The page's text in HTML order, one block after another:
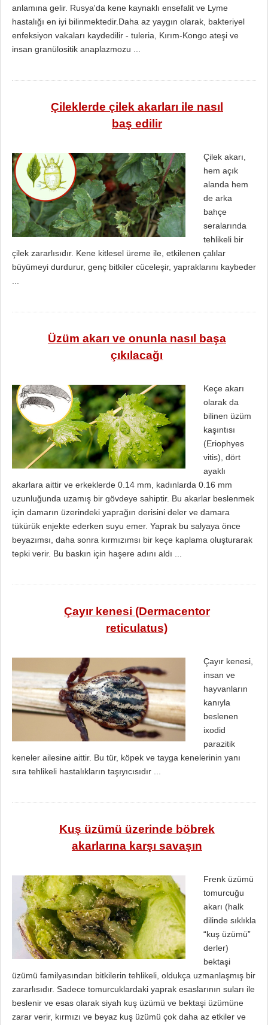
anlamına gelir. Rusya'da kene kaynaklı ensefalit ve Lyme
hastalığı en iyi bilinmektedir.Daha az yaygın olarak, bakteriyel
enfeksiyon vakaları kaydedilir - tuleria, Kırım-Kongo ateşi ve
insan granülositik anaplazmozu ...
Çileklerde çilek akarları ile nasıl
baş edilir
Çilek akarı,
hem açık
alanda hem
de arka
bahçe
seralarında
tehlikeli bir
çilek zararlısıdır. Kene kitlesel üreme ile, etkilenen çalılar
büyümeyi durdurur, genç bitkiler cüceleşir, yapraklarını kaybeder
Üzüm akarı ve onunla nasıl başa
çıkılacağı
Keçe akarı
olarak da
bilinen üzüm
kaşıntısı
(Eriophyes
vitis), dört
ayaklı
akarlara aittir ve erkeklerde 0.14 mm, kadınlarda 0.16 mm
uzunluğunda uzamış bir gövdeye sahiptir. Bu akarlar beslenmek
için damarın üzerindeki yaprağın derisini deler ve damara
tükürük enjekte ederken suyu emer. Yaprak bu salyaya önce
beyazımsı, daha sonra kırmızımsı bir keçe kaplama oluşturarak
tepki verir. Bu baskın için haşere adını aldı ...
Çayır kenesi (Dermacentor
reticulatus)
Çayır kenesi,
insan ve
hayvanların
kanıyla
beslenen
ixodid
parazitik
keneler ailesine aittir. Bu tür, köpek ve tayga kenelerinin yanı
sıra tehlikeli hastalıkların taşıyıcısıdır ...
Kuş üzümü üzerinde böbrek
akarlarına karşı savaşın
Frenk üzümü
tomurcuğu
akarı (halk
dilinde sıklıkla
“kuş üzümü”
derler)
bektaşi
üzümü familyasından bitkilerin tehlikeli, oldukça uzmanlaşmış bir
zararlısıdır. Sadece tomurcuklardaki yaprak esaslarının suları ile
beslenir ve esas olarak siyah kuş üzümü ve bektaşi üzümüne
zarar verir, kırmızı ve beyaz kuş üzümü çok daha az etkiler ve